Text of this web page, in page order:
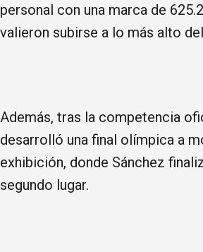
personal con una marca de
valieron subirse a lo más alto
Además, tras la competencia
desarrolló una final olímpica a
exhibición, donde Sánchez
segundo lugar.